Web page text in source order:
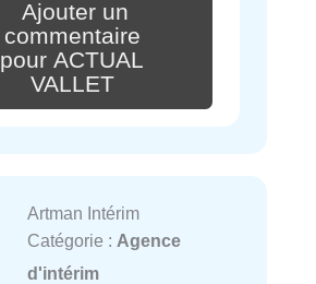
Ajouter un
commentaire
pour ACTUAL
VALLET
Artman Intérim
Catégorie : Agence
d'intérim